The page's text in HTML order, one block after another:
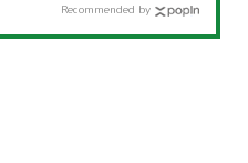
Recommended by